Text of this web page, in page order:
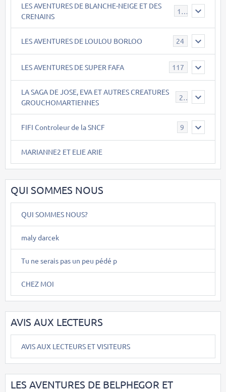
LES AVENTURES DE BLANCHE-NEIGE ET DES
CRENAINS
17
LES AVENTURES DE LOULOU BORLOO 24
LES AVENTURES DE SUPER FAFA 117
LA SAGA DE JOSE, EVA ET AUTRES CREATURES
GROUCHOMARTIENNES
26
FIFI Controleur de la SNCF 9
MARIANNE2 ET ELIE ARIE
QUI SOMMES NOUS
QUI SOMMES NOUS?
maly darcek
Tu ne serais pas un peu pédé p
CHEZ MOI
AVIS AUX LECTEURS
AVIS AUX LECTEURS ET VISITEURS
LES AVENTURES DE BELPHEGOR ET